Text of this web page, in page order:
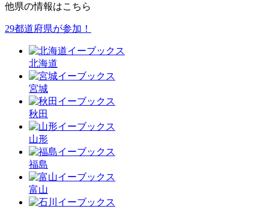
他県の情報はこちら
29都道府県が参加！
北海道
宮城
秋田
山形
福島
富山